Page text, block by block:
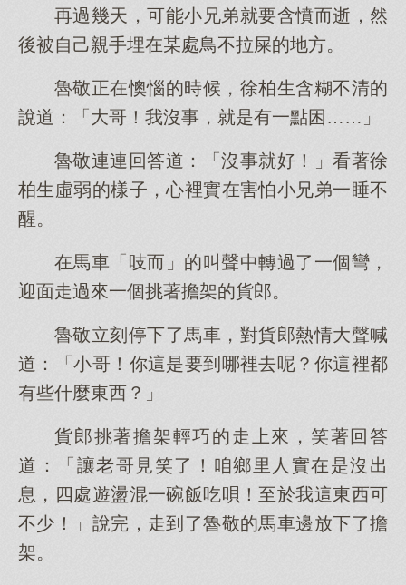
再過幾天，可能小兄弟就要含憤而逝，然
後被自己親手埋在某處鳥不拉屎的地方。
魯敬正在懊惱的時候，徐柏生含糊不清的
說道：「大哥！我沒事，就是有一點困……」
魯敬連連回答道：「沒事就好！」看著徐
柏生虛弱的樣子，心裡實在害怕小兄弟一睡不
醒。
在馬車「吱而」的叫聲中轉過了一個彎，
迎面走過來一個挑著擔架的貨郎。
魯敬立刻停下了馬車，對貨郎熱情大聲喊
道：「小哥！你這是要到哪裡去呢？你這裡都
有些什麼東西？」
貨郎挑著擔架輕巧的走上來，笑著回答
道：「讓老哥見笑了！咱鄉里人實在是沒出
息，四處遊盪混一碗飯吃唄！至於我這東西可
不少！」說完，走到了魯敬的馬車邊放下了擔
架。